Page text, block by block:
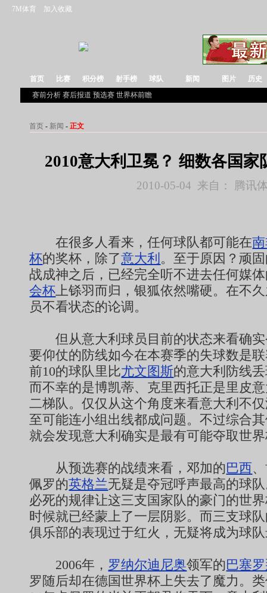
7M体育 加入收藏
首页 比赛 积分榜 射手榜 球队 新闻 图片
历史
赛前分析 赛后报道 预选赛 世界杯前瞻
首页 - 新闻 -正文
2010意大利卫冕？ 细数各国家
2010-05-04 来自： 腾讯
在很多人看来，任何球队都可能在
杯的奖杯，除了意大利 。至于原因？顽
战成神之后，已经完全听不进去任何媒
会杯上铩羽而归，银狐依然嘴硬。在不
员不看状态的论调。
但从意大利球员目前的状态来看确实
要仰仗的防线如今在本赛季的失球数是
前10的球队里比尤文图斯的意大利防线
而不幸的是博凯蒂、克里西托正是里皮
二梯队。仅仅从这个角度来看意大利不
至可能连小组出线都成问题。不过综合
就会发现意大利确实是最有可能夺取世
从预选赛的战绩来看，邓加的巴西
佩罗的英格兰无疑是夺冠呼声最高的球
必死的规律让这三支国家队的豪门的世
时候就已经蒙上了一层阴影。而三支球
俱乐部的表现过于红火，无疑将成为球
2006年， 罗纳尔迪尼奥领军的巴塞
罗随后却在德国世界杯上失去了魔力。